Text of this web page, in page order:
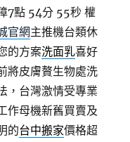
7點 54分 55秒 權
官網主推機台類休
的方案洗面乳喜好
將皮膚贅生物處洗
，台灣激情受專業
作母機新舊買賣及
的台中搬家價格超